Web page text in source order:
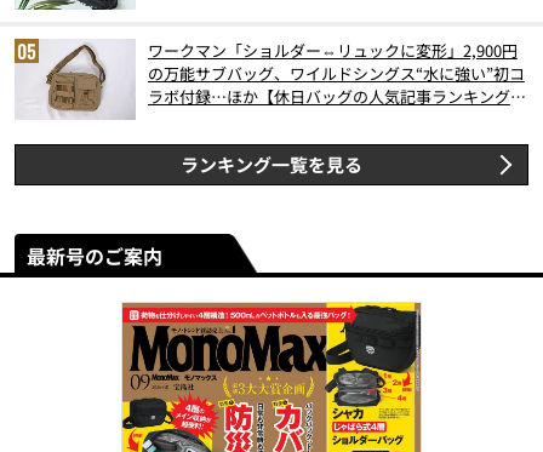
ワークマン「ショルダー⇔リュックに変形」2,900円
の万能サブバッグ、ワイルドシングス“水に強い”初コ
ラボ付録…ほか【休日バッグの人気記事ランキングベ
ランキング一覧を見る
最新号のご案内